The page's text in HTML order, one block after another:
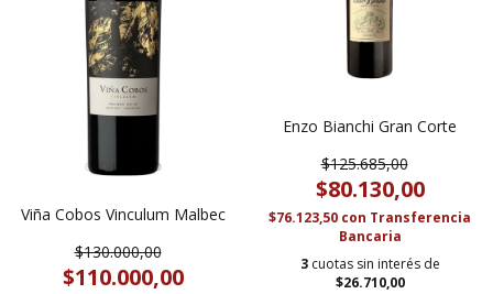
Viña Cobos Vinculum Malbec
$130.000,00
$110.000,00
Enzo Bianchi Gran Corte
$125.685,00
$80.130,00
$76.123,50 con Transferencia
Bancaria
3 cuotas sin interés de
$26.710,00